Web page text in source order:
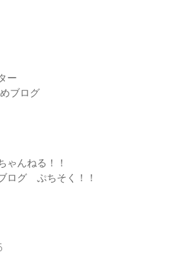
ー
ブログ
ゃんねる！！
ログ ぷちそく！！